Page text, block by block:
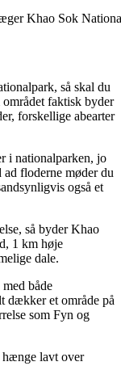
Khao Sok
så skal du
faktisk byder
forskellige abearter
i nationalparken, jo
ad floderne møder du
også et
så byder Khao
1 km høje
dale.
både
dækker et område på
som Fyn og
hænge lavt over